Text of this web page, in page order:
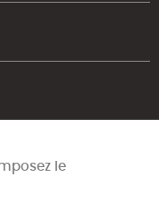
le